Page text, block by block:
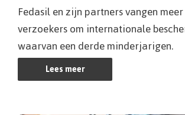
Fedasil en zijn partners vangen
verzoekers om internationale
waarvan een derde minderjarigen.
Lees meer